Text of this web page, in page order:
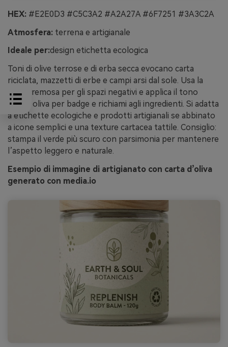
HEX: #E2E0D3 #C5C3A2 #A2A27A #6F7251 #3A3C2A
Atmosfera: terrena e artigianale
Ideale per:design etichetta ecologica
Toni di olive terrose e di erba secca evocano carta
riciclata, mazzetti di erbe e campi arsi dal sole. Usa la
tinta cremosa per gli spazi negativi e applica il tono
medio oliva per badge e richiami agli ingredienti. Si adatta
a etichette ecologiche e prodotti artigianali se abbinato
a icone semplici e una texture cartacea tattile. Consiglio:
stampa il verde più scuro con parsimonia per mantenere
l’aspetto leggero e naturale.
Esempio di immagine di artigianato con carta d’oliva
generato con media.io